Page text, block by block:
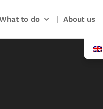
What to do About us